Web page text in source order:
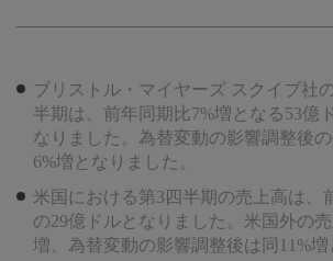
ブリストル・マイヤーズ スクイブ社
半期は、前年同期比7%増となる53億
なりました。為替変動の影響調整後
6%増となりました。
米国における第3四半期の売上高は、
の29億ドルとなりました。米国外の
増、為替変動の影響調整後は同11%増